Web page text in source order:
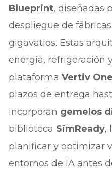
Blueprint, diseñadas
despliegue de
gigavatios. Estas
energía, refrigeración
plataformaVertiv
plazos de entrega
incorporan gemelos
biblioteca SimReady,
planificar y optimizar
entornos de IA antes